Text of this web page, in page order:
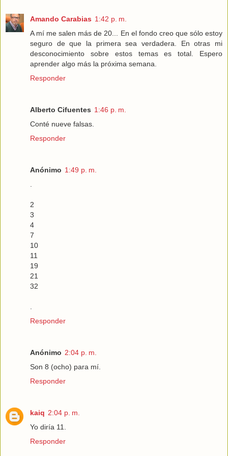
Amando Carabias 1:42 p. m.
A mí me salen más de 20... En el fondo creo que sólo estoy
seguro de que la primera sea verdadera. En otras mi
desconocimiento sobre estos temas es total. Espero
aprender algo más la próxima semana.
Responder
Alberto Cifuentes 1:46 p. m.
Conté nueve falsas.
Responder
Anónimo 1:49 p. m.
2
3
4
7
10
11
19
21
32
Responder
Anónimo 2:04 p. m.
Son 8 (ocho) para mí.
Responder
kaiq 2:04 p. m.
Yo diría 11.
Responder